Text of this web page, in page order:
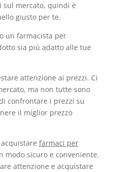
mercato, quindi è
giusto per te.
un farmacista per
sia più adatto alle tue
attenzione ai prezzi. Ci
ma non tutte sono
confrontare i prezzi su
il miglior prezzo
farmaci per
modo sicuro e conveniente.
attenzione e acquistare